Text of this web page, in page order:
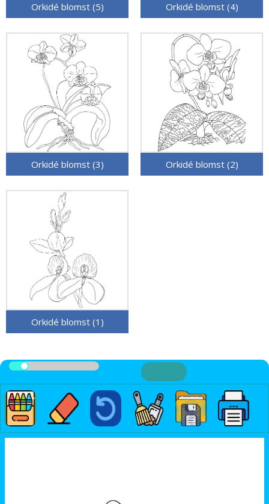
Orkidé blomst (5) Orkidé blomst (4)
Orkidé blomst (3) Orkidé blomst (2)
Orkidé blomst (1)